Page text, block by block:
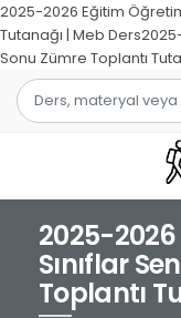
2025-2026 Eğitim Öğretim
Tutanağı | Meb
Sonu Zümre Toplantı
1.SINIF
2.SINIF
2025-2026
Sınıflar
Toplantı